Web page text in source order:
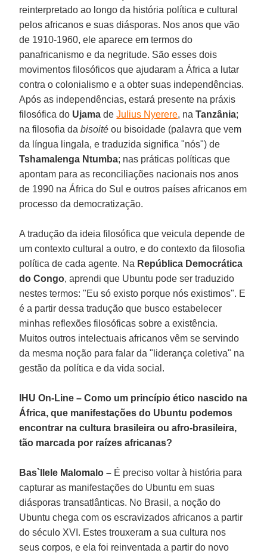
reinterpretado ao longo da história política e cultural
pelos africanos e suas diásporas. Nos anos que vão
de 1910-1960, ele aparece em termos do
panafricanismo e da negritude. São esses dois
movimentos filosóficos que ajudaram a África a lutar
contra o colonialismo e a obter suas independências.
Após as independências, estará presente na práxis
filosófica do Ujama deJulius Nyerere, naTanzânia;
na filosofia dabisoité ou bisoidade (palavra que vem
da língua lingala, e traduzida significa "nós") de
Tshamalenga Ntumba; nas práticas políticas que
apontam para as reconciliações nacionais nos anos
de 1990 na África do Sul e outros países africanos em
processo da democratização.
A tradução da ideia filosófica que veicula depende de
um contexto cultural a outro, e do contexto da filosofia
política de cada agente. Na República Democrática
do Congo, aprendi que Ubuntu pode ser traduzido
nestes termos: "Eu só existo porque nós existimos". E
é a partir dessa tradução que busco estabelecer
minhas reflexões filosóficas sobre a existência.
Muitos outros intelectuais africanos vêm se servindo
da mesma noção para falar da "liderança coletiva" na
gestão da política e da vida social.
IHU On-Line – Como um princípio ético nascido na
África, que manifestações do Ubuntu podemos
encontrar na cultura brasileira ou afro-brasileira,
tão marcada por raízes africanas?
Bas`Ilele Malomalo – É preciso voltar à história para
capturar as manifestações do Ubuntu em suas
diásporas transatlânticas. No Brasil, a noção do
Ubuntu chega com os escravizados africanos a partir
do século XVI. Estes trouxeram a sua cultura nos
seus corpos, e ela foi reinventada a partir do novo